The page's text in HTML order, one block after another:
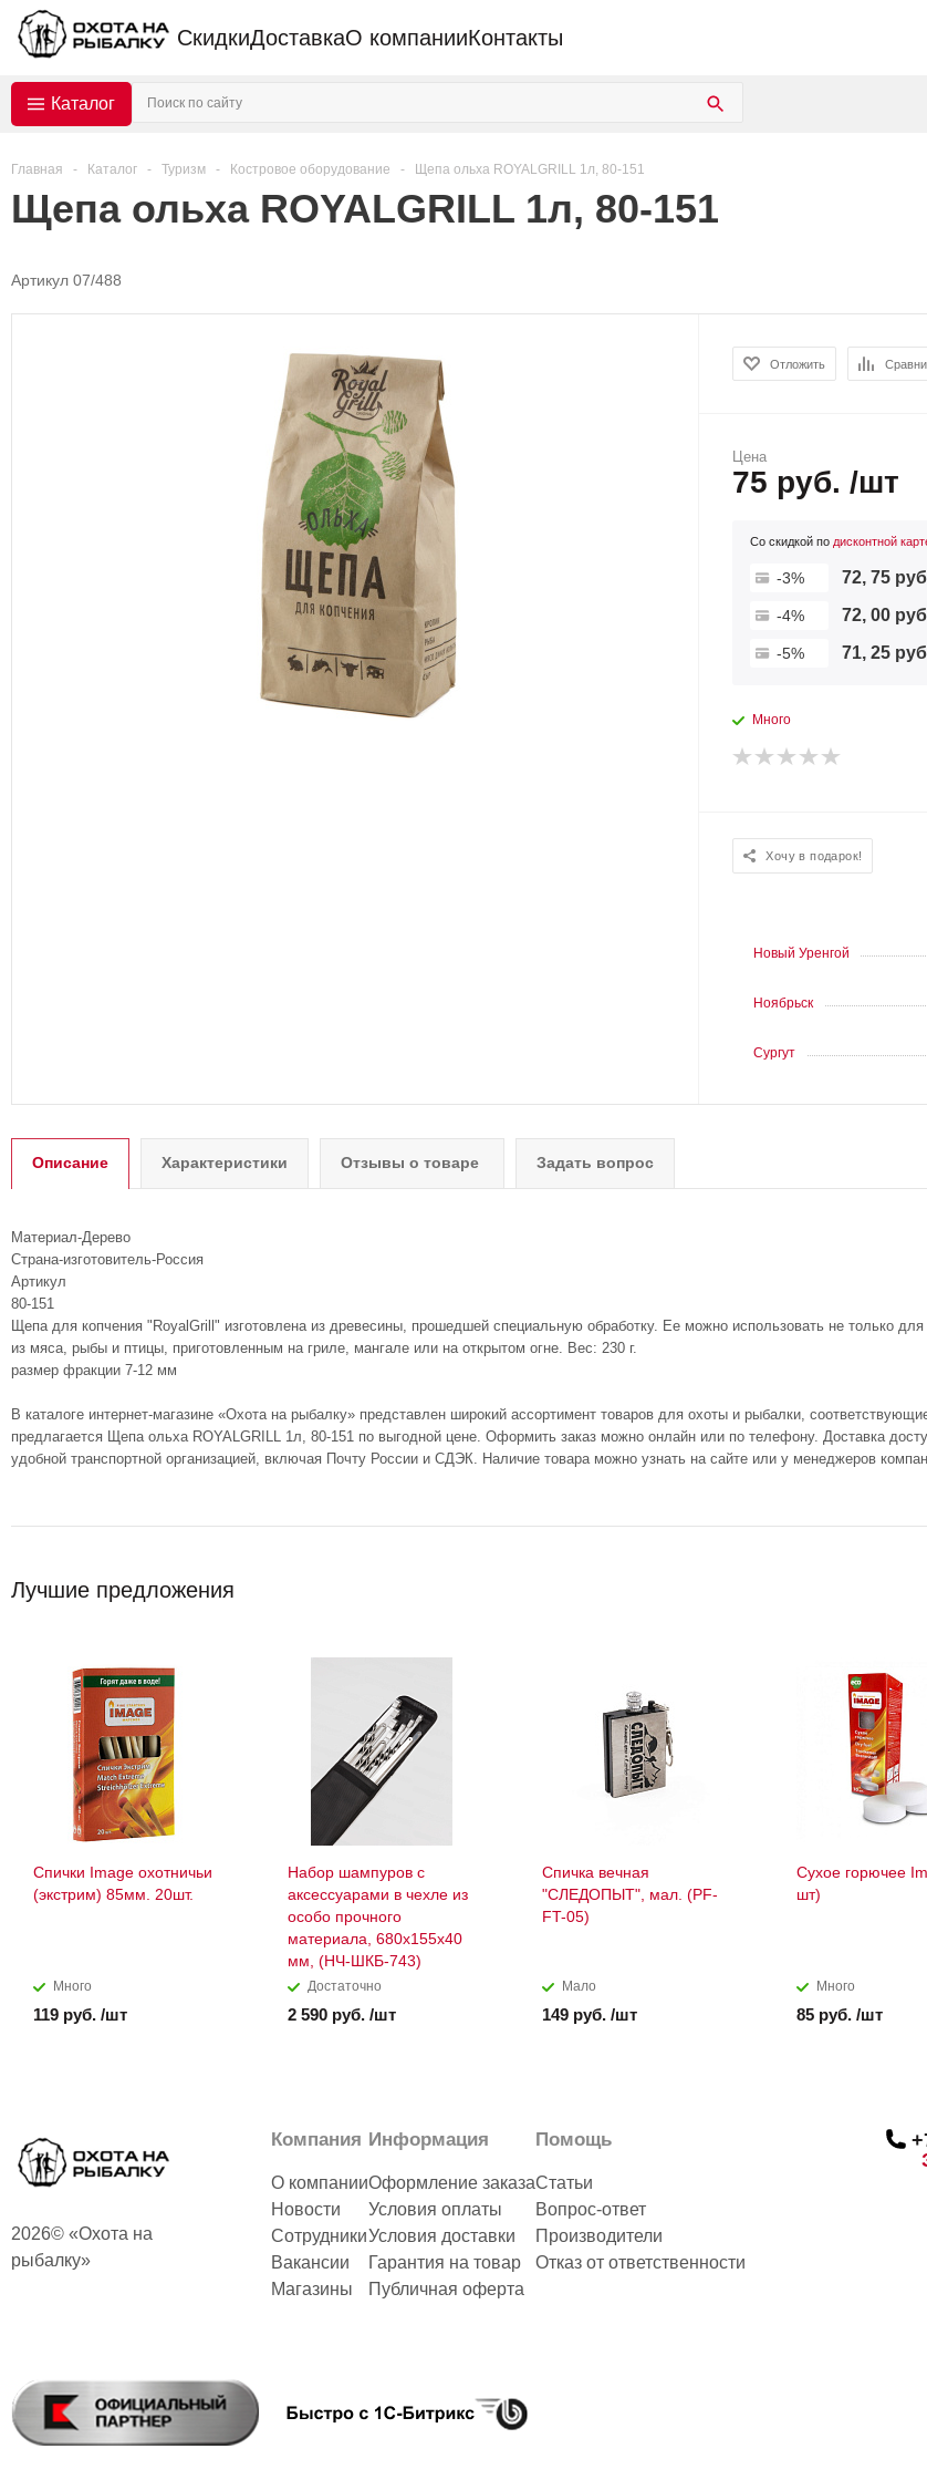
СкидкиДоставкаО компанииКонтакты
Каталог
Главная - Каталог - Туризм - Костровое оборудование - Щепа ольха ROYALGRILL 1л, 80-151
Щепа ольха ROYALGRILL 1л, 80-151
Артикул 07/488
Отложить
Цена
75 руб. /шт
Со скидкой подисконтной
-3% 72, 75
-4% 72, 00
-5% 71, 25
Много
Хочу в подарок!
Новый Уренгой
Ноябрьск
Сургут
Описание Характеристики Отзывы о товаре Задать вопрос
Материал-Дерево
Страна-изготовитель-Россия
Артикул
80-151
Щепа для копчения "RoyalGrill" изготовлена из древесины, прошедшей специальную обработку. Ее можно использовать не только
из мяса, рыбы и птицы, приготовленным на гриле, мангале или на открытом огне. Вес: 230 г.
размер фракции 7-12 мм
В каталоге интернет-магазине «Охота на рыбалку» представлен широкий ассортимент товаров для охоты и рыбалки,
предлагается Щепа ольха ROYALGRILL 1л, 80-151 по выгодной цене. Оформить заказ можно онлайн или по телефону. Доставка
удобной транспортной организацией, включая Почту России и СДЭК. Наличие товара можно узнать на сайте или у менеджеров
Лучшие предложения
Спички Image охотничьи
(экстрим) 85мм. 20шт.
Много
119 руб. /шт
Набор шампуров с
аксессуарами в чехле из
особо прочного
материала, 680х155х40
мм, (НЧ-ШКБ-743)
Достаточно
2 590 руб. /шт
Спичка вечная
"СЛЕДОПЫТ", мал. (PF-
FT-05)
Мало
149 руб. /шт
Сухое горючее
шт)
Много
85 руб. /шт
2026© «Охота на
рыбалку»
Компания
О компании
Новости
Сотрудники
Вакансии
Магазины
Информация
Оформление заказа
Условия оплаты
Условия доставки
Гарантия на товар
Публичная оферта
Помощь
Статьи
Вопрос-ответ
Производители
Отказ от ответственности